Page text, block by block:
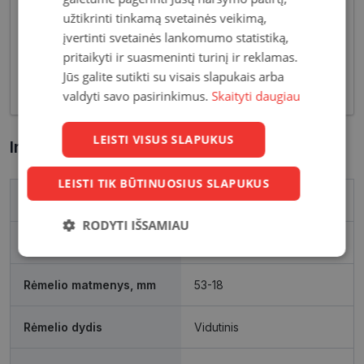
įvairovė leidžia akinių dizaineriams pristatyti Jums
tiek klasikinių, tiek netikėčiausių ir drąsiausių
sprendimų akinių rėmelių. Tai ne tik regėjimo
korekcija, tačiau ir stilingas kasdieninės išvaizdos
akcentas.
Informacija apie prekę
Prekės ženklas ALICE
Rėmelio matmenys, mm 53-18
Rėmelio dydis Vidutinis
užtikrinti tinkamą svetainės veikimą,
įvertinti svetainės lankomumo statistiką,
pritaikyti ir suasmeninti turinį ir reklamas.
Jūs galite sutikti su visais slapukais arba
valdyti savo pasirinkimus. Skaityti daugiau
LEISTI VISUS SLAPUKUS
LEISTI TIK BŪTINUOSIUS SLAPUKUS
RODYTI IŠSAMIAU
Būtinieji
Statistikos
Rinkodaros
Funkciniai
Neklasifikuoti
slapukai